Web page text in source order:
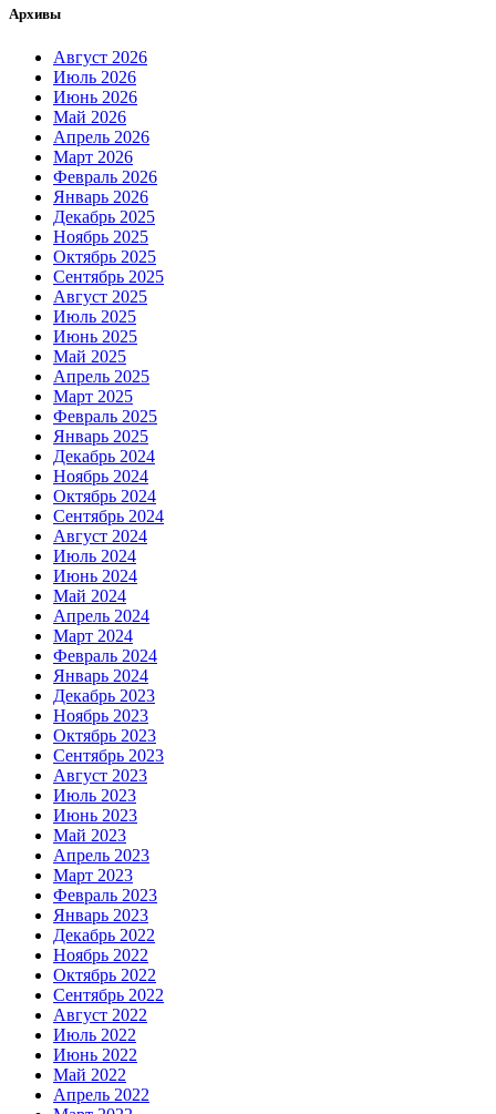
Архивы
Август 2026
Июль 2026
Июнь 2026
Май 2026
Апрель 2026
Март 2026
Февраль 2026
Январь 2026
Декабрь 2025
Ноябрь 2025
Октябрь 2025
Сентябрь 2025
Август 2025
Июль 2025
Июнь 2025
Май 2025
Апрель 2025
Март 2025
Февраль 2025
Январь 2025
Декабрь 2024
Ноябрь 2024
Октябрь 2024
Сентябрь 2024
Август 2024
Июль 2024
Июнь 2024
Май 2024
Апрель 2024
Март 2024
Февраль 2024
Январь 2024
Декабрь 2023
Ноябрь 2023
Октябрь 2023
Сентябрь 2023
Август 2023
Июль 2023
Июнь 2023
Май 2023
Апрель 2023
Март 2023
Февраль 2023
Январь 2023
Декабрь 2022
Ноябрь 2022
Октябрь 2022
Сентябрь 2022
Август 2022
Июль 2022
Июнь 2022
Май 2022
Апрель 2022